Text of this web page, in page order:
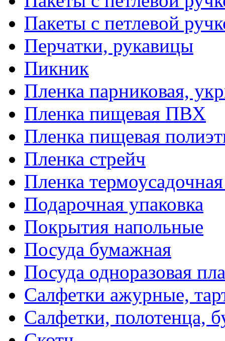
Пакеты с петлевой
Перчатки, рукавицы
Пикник
Пленка парниковая,
Пленка пищевая ПВХ
Пленка пищевая
Пленка стрейч
Пленка
Подарочная упаковка
Покрытия напольные
Посуда бумажная
Посуда одноразовая
Салфетки ажурные,
Салфетки, полотенца,